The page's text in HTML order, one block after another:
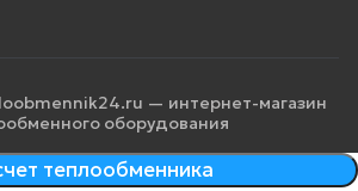
— интернет-магазин
оборудования
теплообменника